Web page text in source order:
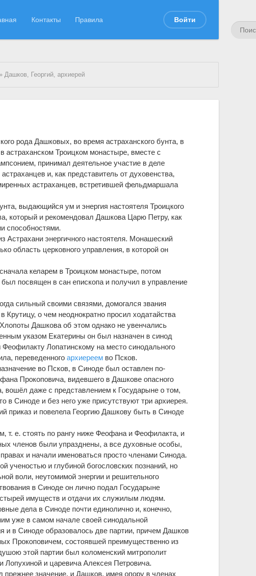
Контакты Правила Войти
» Дашков, Георгий, архиерей
рода Дашковых, во время астраханского бунта, в
астраханском Троицком монастыре, вместе с
принимал деятельное участие в деле
и, как представитель от духовенства,
астраханцев, встретившей фельдмаршала
выдающийся ум и энергия настоятеля Троицкого
который и рекомендовал Дашкова Царю Петру, как
способностями.
Астрахани энергичного настоятеля. Монашеский
область церковного управления, в которой он
келарем в Троицком монастыре, потом
был посвящен в сан епископа и получил в управление
сильный своими связями, домогался звания
Крутицу, о чем неоднократно просил ходатайства
Дашкова об этом однако не увенчались
указом Екатерины он был назначен в синод
Лопатинскому на место синодального
переведенногоархиереем во Псков.
во Псков, в Синоде был оставлен по-
Прокоповича, видевшего в Дашкове опасного
вошёл даже с представлением к Государыне о том,
в Синоде и без него уже присутствуют три архиерея.
приказ и повелела Георгию Дашкову быть в Синоде
т. е. стоять по рангу ниже Феофана и Феофилакта, и
членов были упразднены, а все духовные особы,
и начали именоваться просто членами Синода.
ученостью и глубиной богословских познаний, но
воли, неутомимой энергии и решительного
в Синоде он лично подал Государыне
имуществ и отдачи их служилым людям.
дела в Синоде почти единолично и, конечно,
уже в самом начале своей синодальной
и в Синоде образовалось две партии, причем Дашков
Прокоповичем, состоявшей преимущественно из
этой партии был коломенский митрополит
и царевича Алексея Петровича.
значение, и Дашков, имея опору в членах